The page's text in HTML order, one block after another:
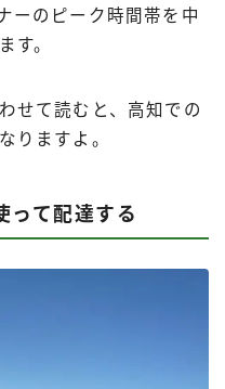
ーのピーク時間帯を中
す。
せて読むと、高知での
りますよ。
って配達する